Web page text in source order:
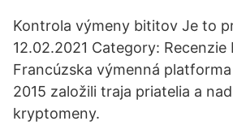
Kontrola výmeny bititov Je to
12.02.2021 Category: Recenzie
Francúzska výmenná
2015 založili traja priatelia a
kryptomeny.